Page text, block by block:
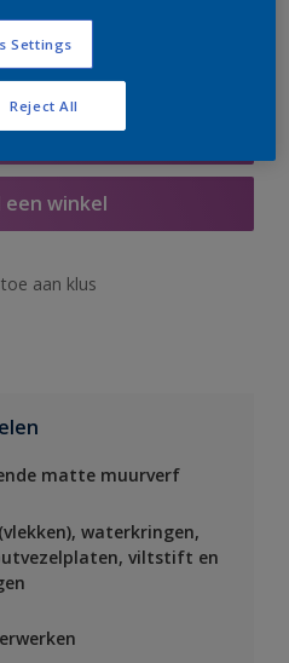
een winkel
aan klus
matte muurverf
waterkringen,
viltstift en
Settings
Reject All